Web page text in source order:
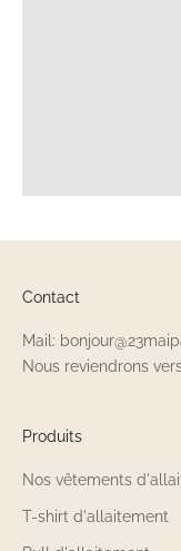
Contact
Mail:
Nous reviendrons
Produits
Nos vêtements
T-shirt d'allaitement